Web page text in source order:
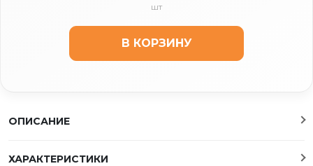
шт
В КОРЗИНУ
ОПИСАНИЕ
ХАРАКТЕРИСТИКИ